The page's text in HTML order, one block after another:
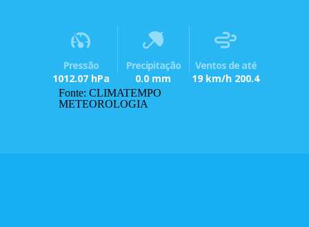
Pressão
1012.07 hPa
Precipitação
0.0 mm
Ventos de até
19 km/h 200.4
Fonte: CLIMATEMPO
METEOROLOGIA